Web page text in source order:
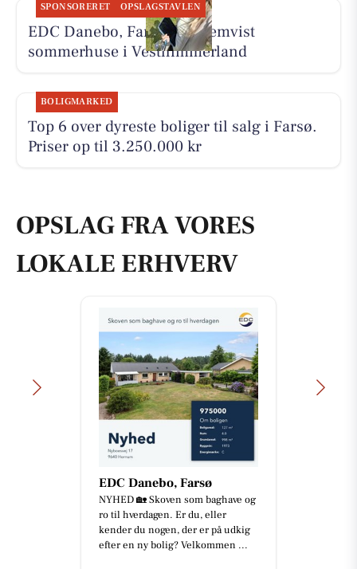
SPONSORERET OPSLAGSTAVLEN
EDC Danebo, Farsø har fremvist
sommerhuse i Vesthimmerland
BOLIGMARKED
Top 6 over dyreste boliger til salg i Farsø.
Priser op til 3.250.000 kr
OPSLAG FRA VORES
LOKALE ERHVERV
EDC Danebo, Farsø
NYHED 🏡 Skoven som baghave og
ro til hverdagen. Er du, eller
kender du nogen, der er på udkig
efter en ny bolig? Velkommen ...